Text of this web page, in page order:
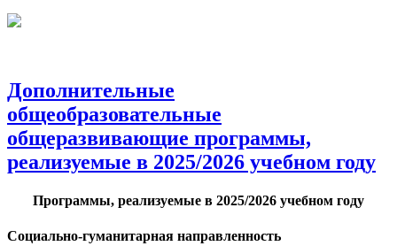
Дополнительные
общеобразовательные
общеразвивающие программы,
реализуемые в 2025/2026 учебном году
Программы, реализуемые в 2025/2026 учебном году
Социально-гуманитарная направленность